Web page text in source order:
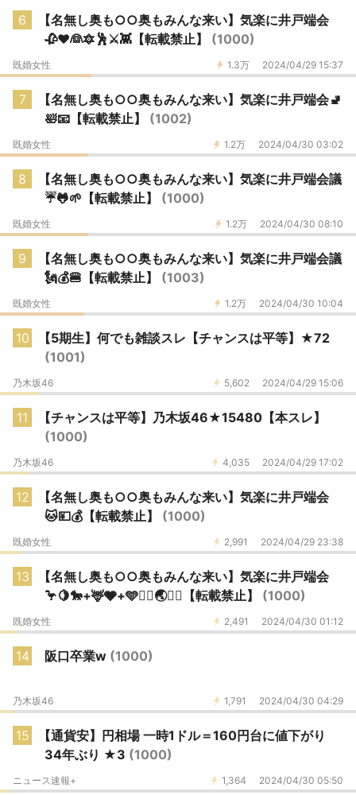
6
【名無し奥も○○奥もみんな来い】気楽に井戸端会
🥀♥👰🔯🕺⚔👾【転載禁止】 (1000)
1.3万 2024/04/29 15:37
既婚女性
7
【名無し奥も○○奥もみんな来い】気楽に井戸端会🚽
🛀📧【転載禁止】 (1002)
1.2万 2024/04/30 03:02
既婚女性
8
【名無し奥も○○奥もみんな来い】気楽に井戸端会議
☔️🐸🌱【転載禁止】 (1000)
1.2万 2024/04/30 08:10
既婚女性
9
【名無し奥も○○奥もみんな来い】気楽に井戸端会議
🗽💰🍔【転載禁止】 (1003)
1.2万 2024/04/30 10:04
既婚女性
10
【5期生】何でも雑談スレ【チャンスは平等】★72
(1001)
5,602 2024/04/29 15:06
乃木坂46
11
【チャンスは平等】乃木坂46★15480【本スレ】
(1000)
4,035 2024/04/29 17:02
乃木坂46
12
【名無し奥も○○奥もみんな来い】気楽に井戸端会
🐱💴💰️【転載禁止】 (1000)
2,991 2024/04/29 23:38
既婚女性
13
【名無し奥も○○奥もみんな来い】気楽に井戸端会
🦩🍋🐎+🦌🩶+🩵✌🏻🌏👋🏻【転載禁止】 (1000)
2,491 2024/04/30 01:12
既婚女性
14 阪口卒業w (1000)
1,791 2024/04/30 04:29
乃木坂46
15
【通貨安】円相場 一時1ドル＝160円台に値下がり
34年ぶり ★3 (1000)
1,364 2024/04/30 05:50
ニュース速報+